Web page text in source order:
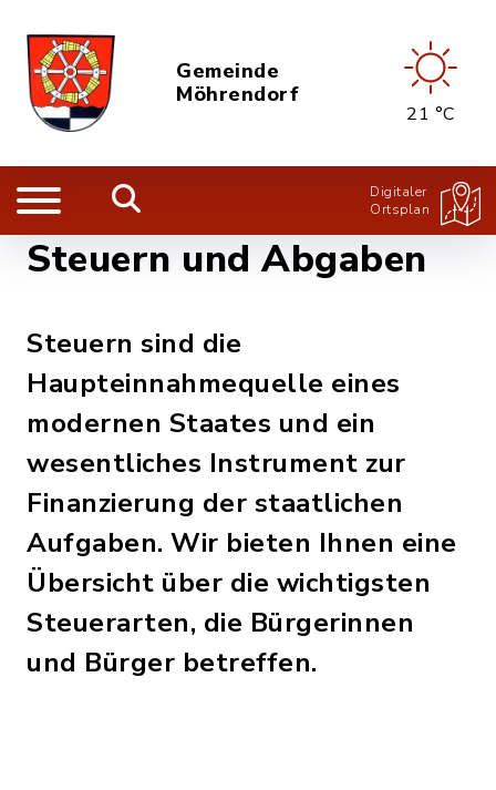
Gemeinde
Möhrendorf
21 °C
Digitaler
Ortsplan
Steuern und Abgaben
Steuern sind die
Haupteinnahmequelle eines
modernen Staates und ein
wesentliches Instrument zur
Finanzierung der staatlichen
Aufgaben. Wir bieten Ihnen eine
Übersicht über die wichtigsten
Steuerarten, die Bürgerinnen
und Bürger betreffen.